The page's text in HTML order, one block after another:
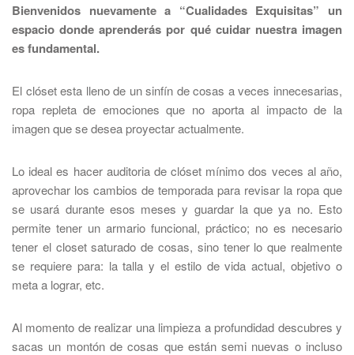
Bienvenidos nuevamente a “Cualidades Exquisitas” un
espacio donde aprenderás por qué cuidar nuestra imagen
es fundamental.
El clóset esta lleno de un sinfín de cosas a veces innecesarias,
ropa repleta de emociones que no aporta al impacto de la
imagen que se desea proyectar actualmente.
Lo ideal es hacer auditoria de clóset mínimo dos veces al año,
aprovechar los cambios de temporada para revisar la ropa que
se usará durante esos meses y guardar la que ya no. Esto
permite tener un armario funcional, práctico; no es necesario
tener el closet saturado de cosas, sino tener lo que realmente
se requiere para: la talla y el estilo de vida actual, objetivo o
meta a lograr, etc.
Al momento de realizar una limpieza a profundidad descubres y
sacas un montón de cosas que están semi nuevas o incluso